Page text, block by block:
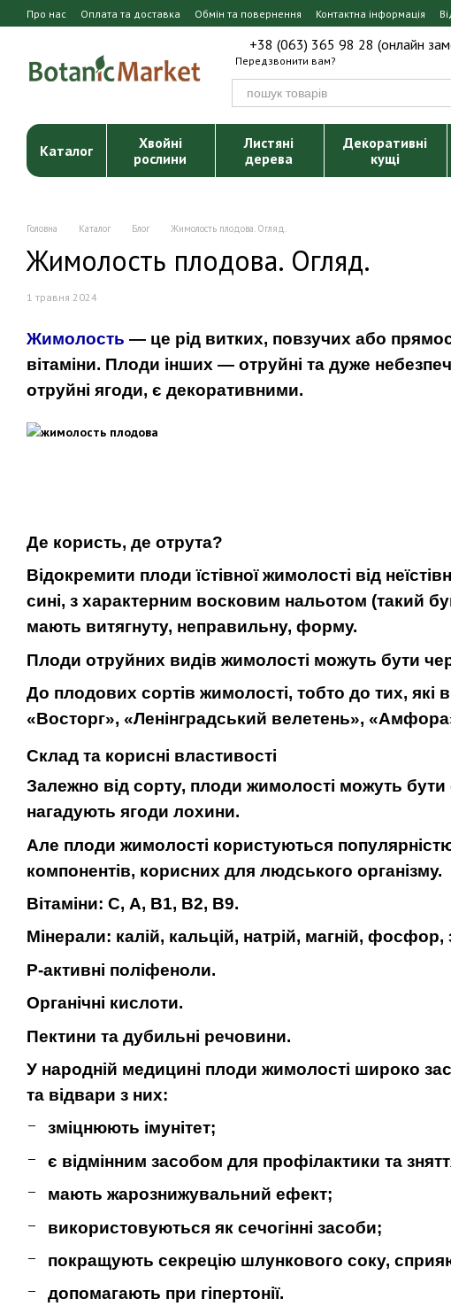
Перейти до основного контенту
Про нас Оплата та доставка Обмін та повернення Контактна інформація
+38 (063) 365 98 28 (онлайн
Передзвонити вам?
Каталог
Хвойні
рослини
Листяні
дерева
Декоративні
кущі
Головна Каталог Блог Жимолость плодова. Огляд.
Жимолость плодова. Огляд.
1 травня 2024
Жимолость — це рід витких, повзучих або
вітаміни. Плоди інших — отруйні та дуже
отруйні ягоди, є декоративними.
Де користь, де отрута?
Відокремити плоди їстівної жимолості від
сині, з характерним восковим нальотом (такий
мають витягнуту, неправильну, форму.
Плоди отруйних видів жимолості можуть бути
До плодових сортів жимолості, тобто до тих, які
«Восторг», «Ленінградський велетень»,
Склад та корисні властивості
Залежно від сорту, плоди жимолості можуть
нагадують ягоди лохини.
Але плоди жимолості користуються популярністю
компонентів, корисних для людського організму.
Вітаміни: С, А, В1, В2, В9.
Мінерали: калій, кальцій, натрій, магній, фосфор,
Р-активні поліфеноли.
Органічні кислоти.
Пектини та дубильні речовини.
У народній медицині плоди жимолості широко
та відвари з них:
зміцнюють імунітет;
є відмінним засобом для профілактики та
мають жарознижувальний ефект;
використовуються як сечогінні засоби;
покращують секрецію шлункового соку,
допомагають при гіпертонії.